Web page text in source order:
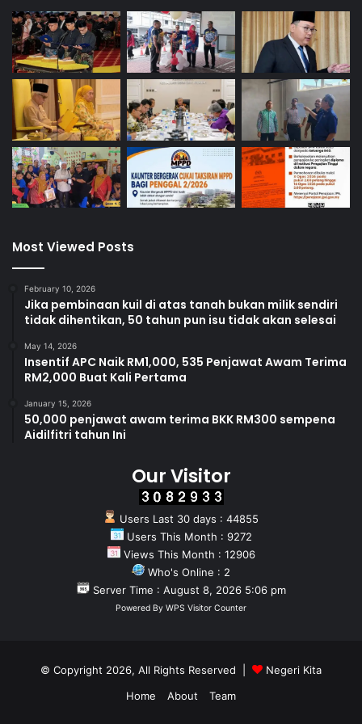
l
a
e
n
i
l
a
i
?
Most Viewed Posts
February 10, 2026
Jika pembinaan kuil di atas tanah bukan milik sendiri
tidak dihentikan, 50 tahun pun isu tidak akan selesai
May 14, 2026
Insentif APC Naik RM1,000, 535 Penjawat Awam Terima
RM2,000 Buat Kali Pertama
January 15, 2026
50,000 penjawat awam terima BKK RM300 sempena
Aidilfitri tahun Ini
Our Visitor
Users Last 30 days : 44855
Users This Month : 9272
Views This Month : 12906
Who's Online : 2
Server Time : August 8, 2026 5:06 pm
Powered By WPS Visitor Counter
© Copyright 2026, All Rights Reserved |
Negeri Kita
Home
About Team